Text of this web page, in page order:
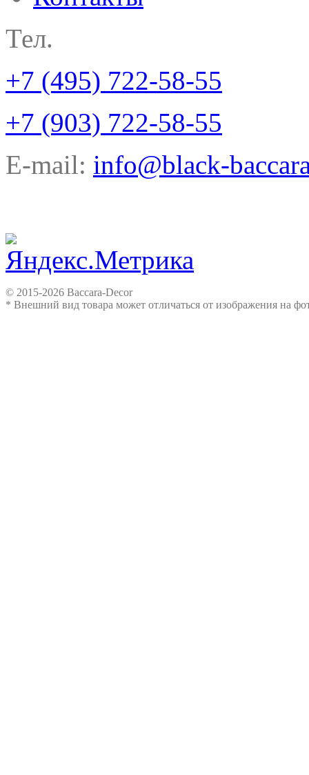
Тел.
+7 (495) 722-58-55
+7 (903) 722-58-55
E-mail: info@black-
© 2015-2026 Baccara-Decor
* Внешний вид товара может отличаться от изображения на